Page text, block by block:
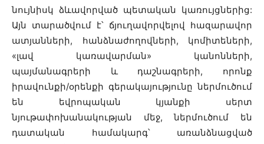
նույնիսկ ձևավորված պետական կառույցներից:
Այն տարածվում է՝ ճյուղավորվելով հազարավոր
ատյանների, հանձնաժողովների, կոմիտեների,
«լավ կառավարման» կանոնների,
պայմանագրերի և դաշնագրերի, որոնք
իրավունքի/օրենքի գերակայությունը ներմուծում
են եվրոպական կյանքի սերտ
նյութափոխանակության մեջ, ներմուծում են
դատական համակարգ՝ առանձնացված